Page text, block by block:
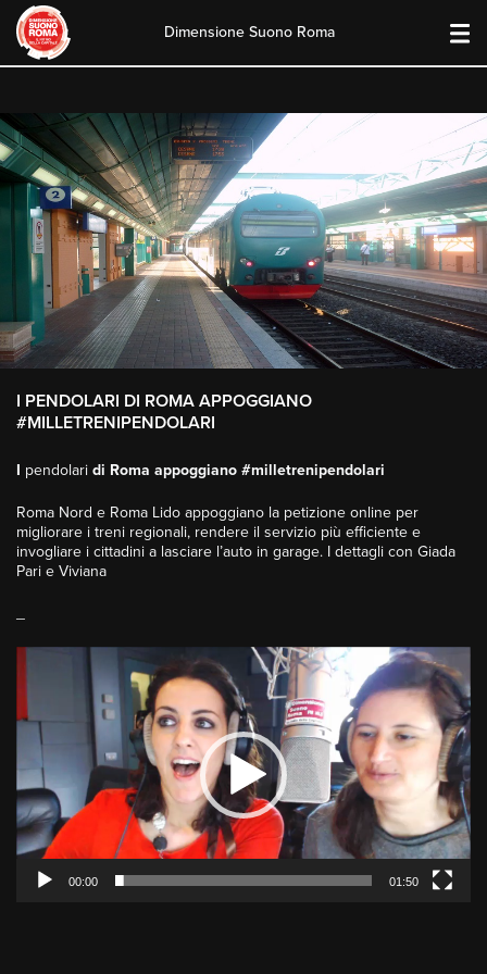
content
Dimensione Suono Roma
I PENDOLARI DI ROMA APPOGGIANO
#MILLETRENIPENDOLARI
I pendolari di Roma appoggiano #milletrenipendolari
Roma Nord e Roma Lido appoggiano la petizione online per
migliorare i treni regionali, rendere il servizio più efficiente e
invogliare i cittadini a lasciare l’auto in garage. I dettagli con Giada
Pari e Viviana
00:00 01:50